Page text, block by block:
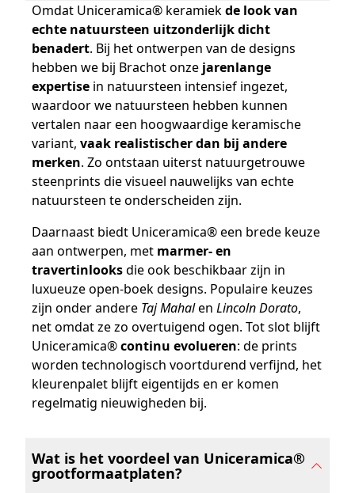
Omdat Uniceramica® keramiekde look van
echte natuursteen uitzonderlijk dicht
benadert. Bij het ontwerpen van de designs
hebben we bij Brachot onze jarenlange
expertise in natuursteen intensief ingezet,
waardoor we natuursteen hebben kunnen
vertalen naar een hoogwaardige keramische
variant, vaak realistischer dan bij andere
merken. Zo ontstaan uiterst natuurgetrouwe
steenprints die visueel nauwelijks van echte
natuursteen te onderscheiden zijn.
Daarnaast biedt Uniceramica® een brede keuze
aan ontwerpen, met marmer- en
travertinlooksdie ook beschikbaar zijn in
luxueuze open-boek designs. Populaire keuzes
zijn onder andere Taj Mahalen Lincoln Dorato,
net omdat ze zo overtuigend ogen. Tot slot blijft
Uniceramica®continu evolueren: de prints
worden technologisch voortdurend verfijnd, het
kleurenpalet blijft eigentijds en er komen
regelmatig nieuwigheden bij.
Wat is het voordeel van Uniceramica®
grootformaatplaten?